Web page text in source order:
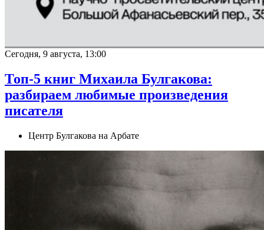
Сегодня, 9 августа, 13:00
Топ-5 книг Михаила Булгакова:
разбираем любимые произведения
писателя
Центр Булгакова на Арбате